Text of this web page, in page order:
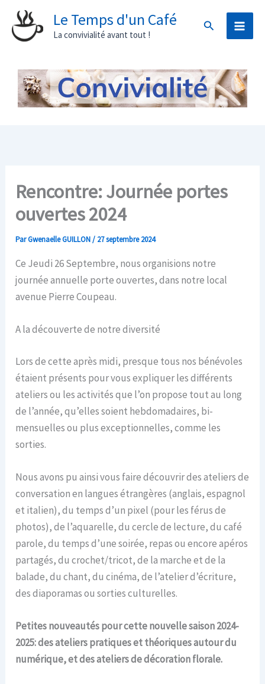
Aller
contenu
Le Temps d'un Café
La convivialité avant tout !
Rechercher
Rencontre: Journée portes
ouvertes 2024
ParGwenaelle GUILLON/ 27 septembre 2024
Ce Jeudi 26 Septembre, nous organisions notre
journée annuelle porte ouvertes, dans notre local
avenue Pierre Coupeau.
A la découverte de notre diversité
Lors de cette après midi, presque tous nos bénévoles
étaient présents pour vous expliquer les différents
ateliers ou les activités que l’on propose tout au long
de l’année, qu’elles soient hebdomadaires, bi-
mensuelles ou plus exceptionnelles, comme les
sorties.
Nous avons pu ainsi vous faire découvrir des ateliers de
conversation en langues étrangères (anglais, espagnol
et italien), du temps d’un pixel (pour les férus de
photos), de l’aquarelle, du cercle de lecture, du café
parole, du temps d’une soirée, repas ou encore apéros
partagés, du crochet/tricot, de la marche et de la
balade, du chant, du cinéma, de l’atelier d’écriture,
des diaporamas ou sorties culturelles.
Petites nouveautés pour cette nouvelle saison 2024-
2025: des ateliers pratiques et théoriques autour du
numérique, et des ateliers de décoration florale.